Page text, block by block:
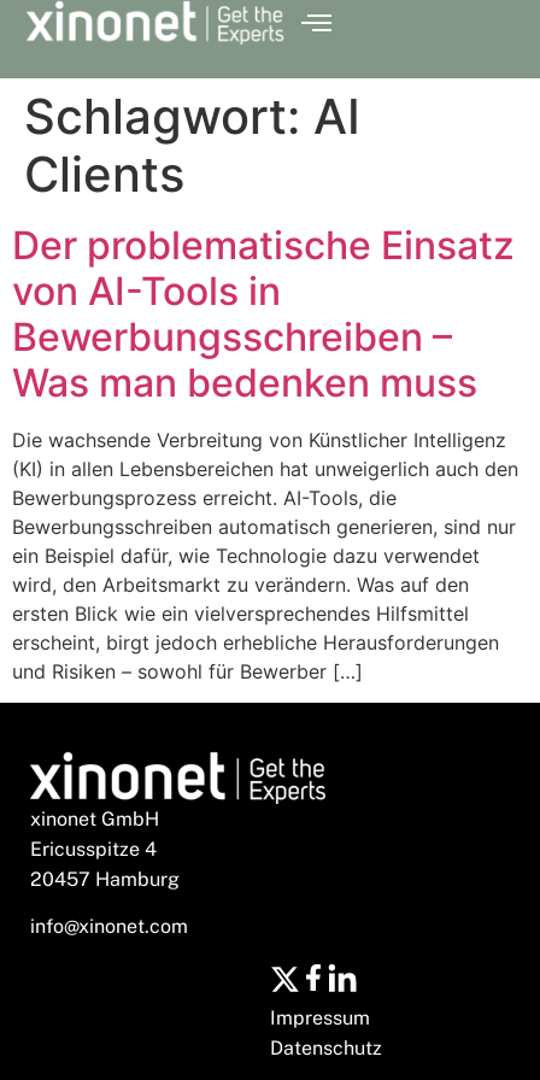
Schlagwort: AI
Clients
Der problematische Einsatz
von AI-Tools in
Bewerbungsschreiben –
Was man bedenken muss
Die wachsende Verbreitung von Künstlicher Intelligenz
(KI) in allen Lebensbereichen hat unweigerlich auch den
Bewerbungsprozess erreicht. AI-Tools, die
Bewerbungsschreiben automatisch generieren, sind nur
ein Beispiel dafür, wie Technologie dazu verwendet
wird, den Arbeitsmarkt zu verändern. Was auf den
ersten Blick wie ein vielversprechendes Hilfsmittel
erscheint, birgt jedoch erhebliche Herausforderungen
und Risiken – sowohl für Bewerber […]
xinonet GmbH
Ericusspitze 4
20457 Hamburg
info@xinonet.com
Impressum
Datenschutz